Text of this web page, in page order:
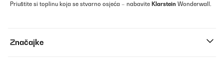
Priuštite si toplinu koja se stvarno osjeća – nabavite Klarstein Wonderwall.
Značajke